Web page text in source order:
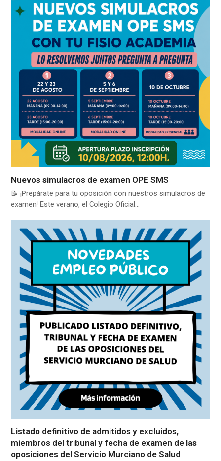
Nuevos simulacros de examen OPE SMS
📝 ¡Prepárate para tu oposición con nuestros simulacros de
examen! Este verano, el Colegio Oficial…
Listado definitivo de admitidos y excluidos,
miembros del tribunal y fecha de examen de las
oposiciones del Servicio Murciano de Salud